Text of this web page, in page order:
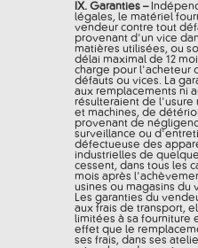
IX. Garanties –
légales, le matériel
vendeur contre tout
provenant d'un vice
matières utilisées, ou
délai maximal de 12
charge pour l'acheteur
défauts ou vices. La
aux remplacements ni
résulteraient de l'usure
et machines, de
provenant de
surveillance ou
défectueuse des
industrielles de
cessent, dans tous les
mois après
usines ou magasins du
Les garanties du
aux frais de transport,
limitées à sa fourniture
effet que le
ses frais, dans ses